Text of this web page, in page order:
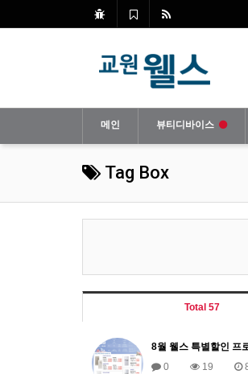
메인 뷰티디바이스
Tag Box
Total 57
8월 웰스 특별할인 프
0
19